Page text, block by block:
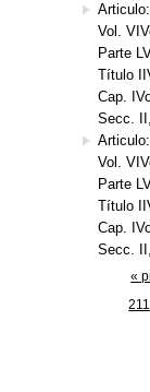
Articulo:
Vol.
Parte
Título
Cap.
Secc.
Articulo:
Vol.
Parte
Título
Cap.
Secc.
«
211